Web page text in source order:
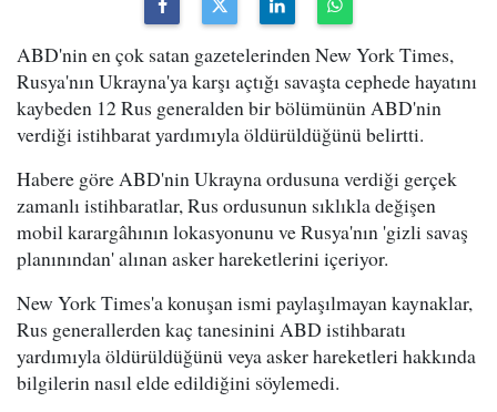
ABD'nin en çok satan gazetelerinden New York Times,
Rusya'nın Ukrayna'ya karşı açtığı savaşta cephede hayatını
kaybeden 12 Rus generalden bir bölümünün ABD'nin
verdiği istihbarat yardımıyla öldürüldüğünü belirtti.
Habere göre ABD'nin Ukrayna ordusuna verdiği gerçek
zamanlı istihbaratlar, Rus ordusunun sıklıkla değişen
mobil karargâhının lokasyonunu ve Rusya'nın 'gizli savaş
planınından' alınan asker hareketlerini içeriyor.
New York Times'a konuşan ismi paylaşılmayan kaynaklar,
Rus generallerden kaç tanesinini ABD istihbaratı
yardımıyla öldürüldüğünü veya asker hareketleri hakkında
bilgilerin nasıl elde edildiğini söylemedi.